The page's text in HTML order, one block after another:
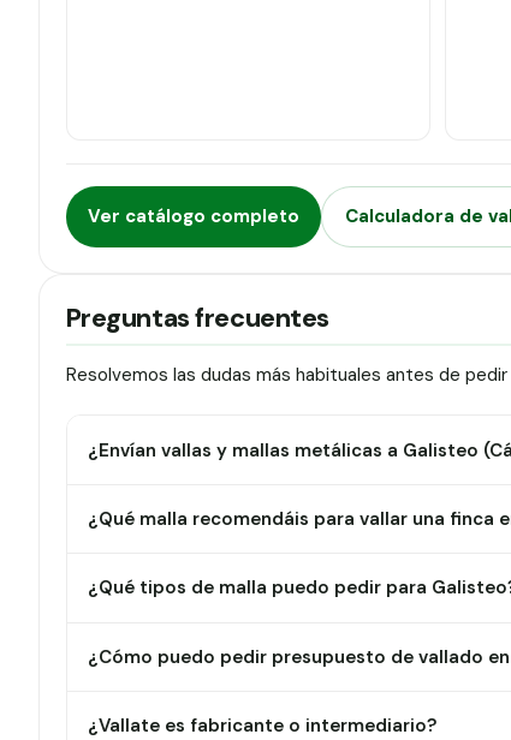
Ver catálogo completo Calculadora de
Preguntas frecuentes
Resolvemos las dudas más habituales antes de
¿Envían vallas y mallas metálicas a Galisteo
¿Qué malla recomendáis para vallar una finca
¿Qué tipos de malla puedo pedir para
¿Cómo puedo pedir presupuesto de vallado
¿Vallate es fabricante o intermediario?